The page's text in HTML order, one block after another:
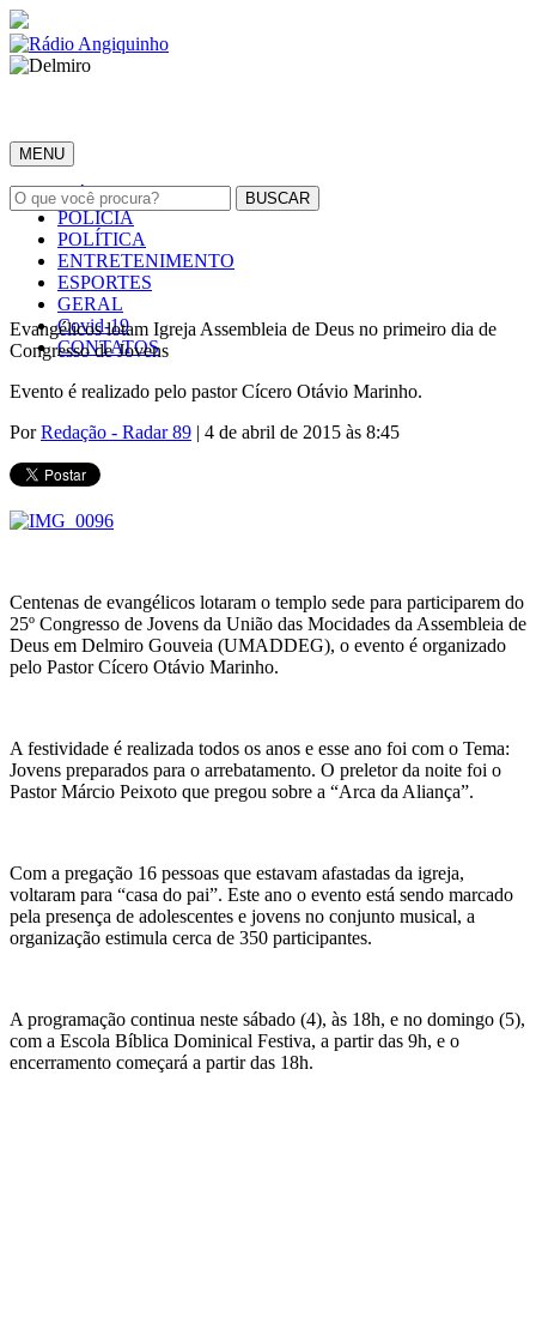
MENU
INÍCIO
POLÍCIA
POLÍTICA
ENTRETENIMENTO
ESPORTES
GERAL
Covid-19
CONTATOS
Evangélicos lotam Igreja Assembleia de Deus no primeiro dia de
Congresso de Jovens
Evento é realizado pelo pastor Cícero Otávio Marinho.
PorRedação - Radar 89 | 4 de abril de 2015 às 8:45
Centenas de evangélicos lotaram o templo sede para participarem do
25º Congresso de Jovens da União das Mocidades da Assembleia de
Deus em Delmiro Gouveia (UMADDEG), o evento é organizado
pelo Pastor Cícero Otávio Marinho.
A festividade é realizada todos os anos e esse ano foi com o Tema:
Jovens preparados para o arrebatamento. O preletor da noite foi o
Pastor Márcio Peixoto que pregou sobre a “Arca da Aliança”.
Com a pregação 16 pessoas que estavam afastadas da igreja,
voltaram para “casa do pai”. Este ano o evento está sendo marcado
pela presença de adolescentes e jovens no conjunto musical, a
organização estimula cerca de 350 participantes.
A programação continua neste sábado (4), às 18h, e no domingo (5),
com a Escola Bíblica Dominical Festiva, a partir das 9h, e o
encerramento começará a partir das 18h.